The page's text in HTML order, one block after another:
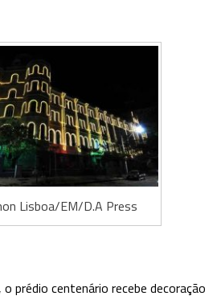
Lisboa/EM/D.A Press
o prédio centenário recebe decoração